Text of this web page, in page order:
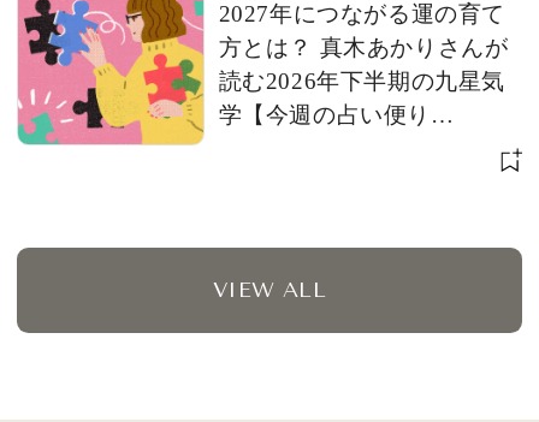
2027年につながる運の育て
方とは？ 真木あかりさんが
読む2026年下半期の九星気
学【今週の占い便り
VIEW ALL